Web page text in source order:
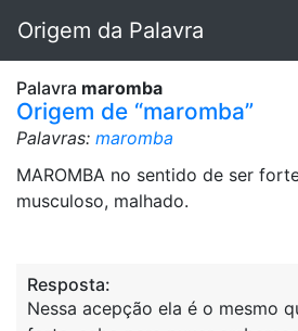
Origem da Palavra
Palavra maromba
Origem de “maromba”
Palavras: maromba
MAROMBA no sentido de ser
musculoso, malhado.
Resposta:
Nessa acepção ela é o mesmo